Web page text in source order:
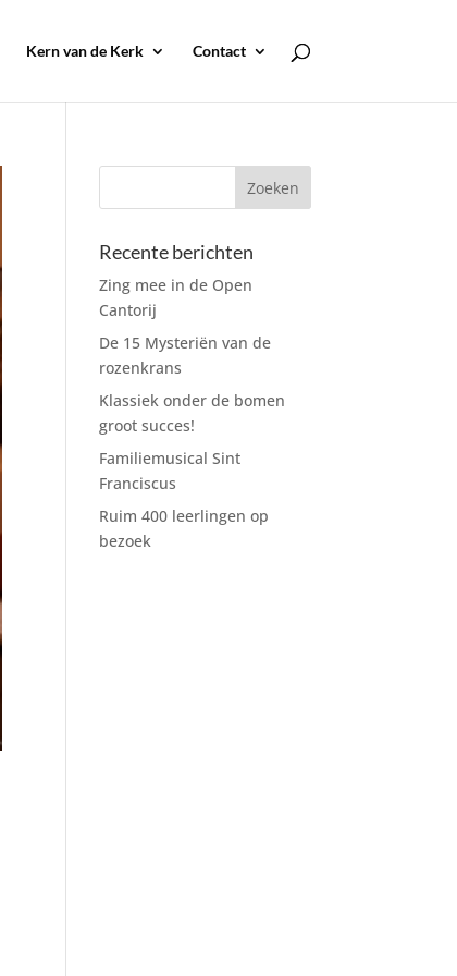
Kern van de Kerk Contact
Recente berichten
Zing mee in de Open
Cantorij
De 15 Mysteriën van de
rozenkrans
Klassiek onder de bomen
groot succes!
Familiemusical Sint
Franciscus
Ruim 400 leerlingen op
bezoek